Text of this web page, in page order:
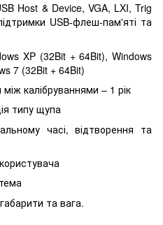
Host & Device, VGA, LXI, Trig
USB-флеш-пам'яті та
XP (32Bit + 64Bit), Windows
7 (32Bit + 64Bit)
калібруваннями – 1 рік
типу щупа
часі, відтворення та
та вага.